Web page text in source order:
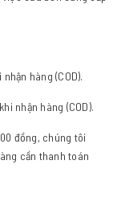
hàng (COD).
nhận hàng (COD).
đồng, chúng tôi
cần thanh toán